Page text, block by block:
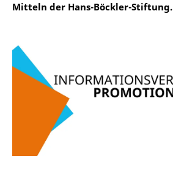
Mitteln der Hans-Böckler-Stiftung.